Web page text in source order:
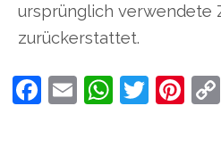
ursprünglich verwendete
zurückerstattet.
Facebook
Email